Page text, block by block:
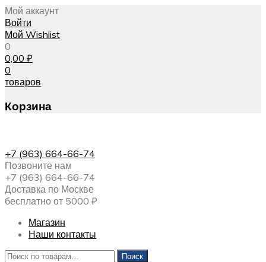
Мой аккаунт
Войти
Мой Wishlist
0
0,00 ₽
0
товаров
Корзина
+7 (963) 664-66-74
Позвоните нам
+7 (963) 664-66-74
Доставка по Москве
бесплатно от 5000 ₽
Магазин
Наши контакты
Искать:
Поиск